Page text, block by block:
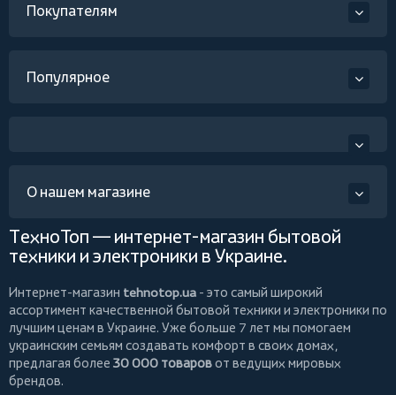
Покупателям
Популярное
О нашем магазине
ТехноТоп — интернет-магазин бытовой
техники и электроники в Украине.
Интернет-магазин tehnotop.ua - это самый широкий
ассортимент качественной бытовой техники и электроники по
лучшим ценам в Украине. Уже больше 7 лет мы помогаем
украинским семьям создавать комфорт в своих домах,
предлагая более 30 000 товаровот ведущих мировых
брендов.